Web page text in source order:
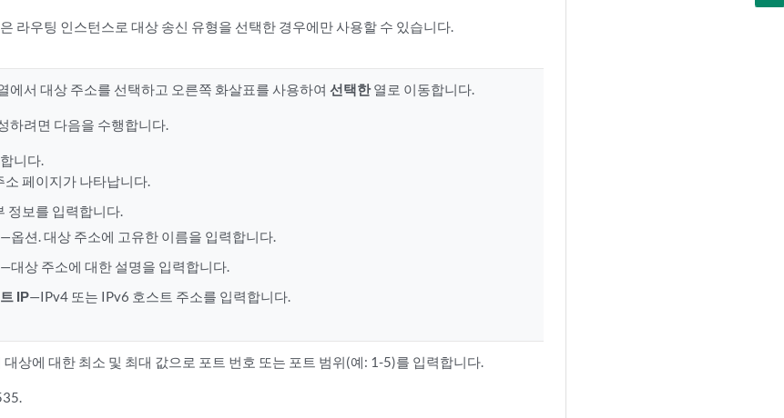
라우팅 인스턴스로 대상 송신 유형을 선택한 경우에만 사용할 수 있습니다.
에서 대상 주소를 선택하고 오른쪽 화살표를 사용하여선택한열로 이동합니다.
하려면 다음을 수행합니다.
니다.
소 페이지가 나타납니다.
정보를 입력합니다.
—옵션. 대상 주소에 고유한 이름을 입력합니다.
—대상 주소에 대한 설명을 입력합니다.
IP—IPv4 또는 IPv6 호스트 주소를 입력합니다.
대상에 대한 최소 및 최대 값으로 포트 번호 또는 포트 범위(예: 1-5)를 입력합니다.